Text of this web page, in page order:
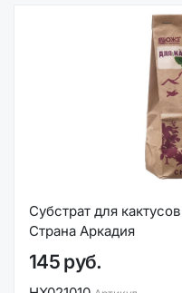
Субстрат для
Страна Аркадия
145 руб.